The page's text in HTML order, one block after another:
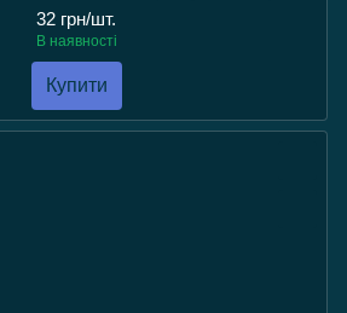
32 грн/шт.
В наявності
Купити